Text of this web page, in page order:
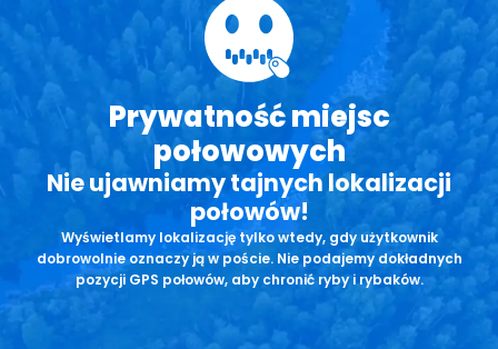
Prywatność miejsc
połowowych
Nie ujawniamy tajnych lokalizacji
połowów!
Wyświetlamy lokalizację tylko wtedy, gdy użytkownik
dobrowolnie oznaczy ją w poście. Nie podajemy dokładnych
pozycji GPS połowów, aby chronić ryby i rybaków.